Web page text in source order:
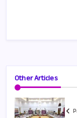
Other Articles